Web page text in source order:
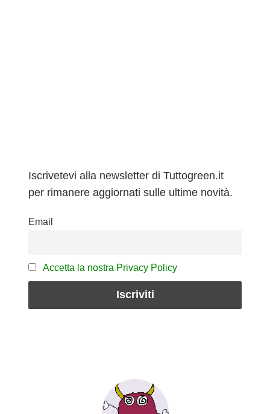
Iscrivetevi alla newsletter di Tuttogreen.it
per rimanere aggiornati sulle ultime novità.
Email
Accetta la nostra Privacy Policy